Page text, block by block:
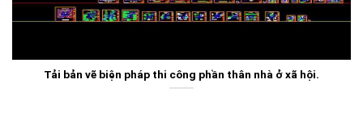
Tải bản vẽ biện pháp thi công phần thân nhà ở xã hội.